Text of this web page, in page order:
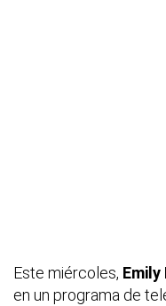
Este miércoles, Emily
en un programa de